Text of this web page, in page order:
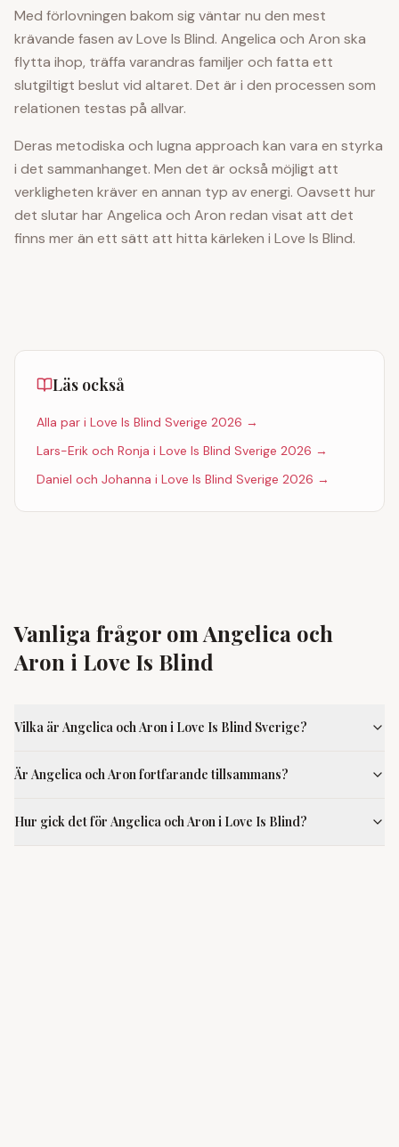
Med förlovningen bakom sig väntar nu den mest
krävande fasen av Love Is Blind. Angelica och Aron ska
flytta ihop, träffa varandras familjer och fatta ett
slutgiltigt beslut vid altaret. Det är i den processen som
relationen testas på allvar.
Deras metodiska och lugna approach kan vara en styrka
i det sammanhanget. Men det är också möjligt att
verkligheten kräver en annan typ av energi. Oavsett hur
det slutar har Angelica och Aron redan visat att det
finns mer än ett sätt att hitta kärleken i Love Is Blind.
Läs också
Alla par i Love Is Blind Sverige 2026 →
Lars-Erik och Ronja i Love Is Blind Sverige 2026 →
Daniel och Johanna i Love Is Blind Sverige 2026 →
Vanliga frågor om Angelica och
Aron i Love Is Blind
Vilka är Angelica och Aron i Love Is Blind Sverige?
Är Angelica och Aron fortfarande tillsammans?
Hur gick det för Angelica och Aron i Love Is Blind?